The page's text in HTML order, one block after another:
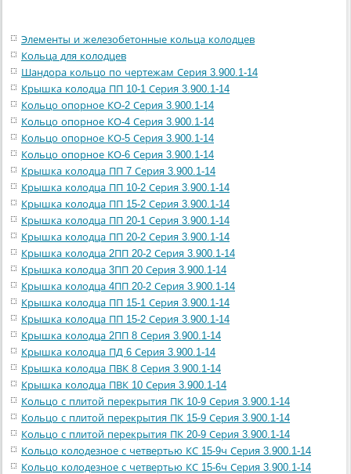
Элементы и железобетонные кольца колодцев
Кольца для колодцев
Шандора кольцо по чертежам Серия 3.900.1-14
Крышка колодца ПП 10-1 Серия 3.900.1-14
Кольцо опорное КО-2 Серия 3.900.1-14
Кольцо опорное КО-4 Серия 3.900.1-14
Кольцо опорное КО-5 Серия 3.900.1-14
Кольцо опорное КО-6 Серия 3.900.1-14
Крышка колодца ПП 7 Серия 3.900.1-14
Крышка колодца ПП 10-2 Серия 3.900.1-14
Крышка колодца ПП 15-2 Серия 3.900.1-14
Крышка колодца ПП 20-1 Серия 3.900.1-14
Крышка колодца ПП 20-2 Серия 3.900.1-14
Крышка колодца 2ПП 20-2 Серия 3.900.1-14
Крышка колодца 3ПП 20 Серия 3.900.1-14
Крышка колодца 4ПП 20-2 Серия 3.900.1-14
Крышка колодца ПП 15-1 Серия 3.900.1-14
Крышка колодца ПП 15-2 Серия 3.900.1-14
Крышка колодца 2ПП 8 Серия 3.900.1-14
Крышка колодца ПД 6 Серия 3.900.1-14
Крышка колодца ПВК 8 Серия 3.900.1-14
Крышка колодца ПВК 10 Серия 3.900.1-14
Кольцо с плитой перекрытия ПК 10-9 Серия 3.900.1-14
Кольцо с плитой перекрытия ПК 15-9 Серия 3.900.1-14
Кольцо с плитой перекрытия ПК 20-9 Серия 3.900.1-14
Кольцо колодезное с четвертью КС 15-9ч Серия 3.900.1-14
Кольцо колодезное с четвертью КС 15-6ч Серия 3.900.1-14